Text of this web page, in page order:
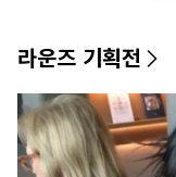
라운즈 기획전